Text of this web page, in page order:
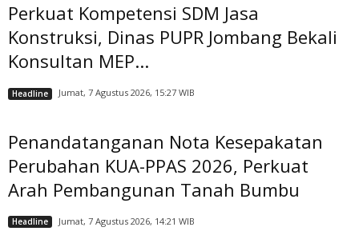
Perkuat Kompetensi SDM Jasa
Konstruksi, Dinas PUPR Jombang Bekali
Konsultan MEP...
Headline Jumat, 7 Agustus 2026, 15:27 WIB
Penandatanganan Nota Kesepakatan
Perubahan KUA-PPAS 2026, Perkuat
Arah Pembangunan Tanah Bumbu
Headline Jumat, 7 Agustus 2026, 14:21 WIB